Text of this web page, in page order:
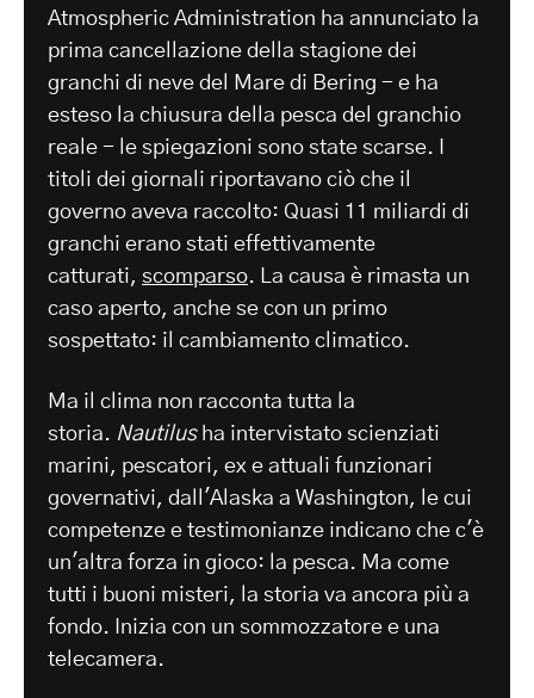
Atmospheric Administration ha annunciato la
prima cancellazione della stagione dei
granchi di neve del Mare di Bering - e ha
esteso la chiusura della pesca del granchio
reale - le spiegazioni sono state scarse. I
titoli dei giornali riportavano ciò che il
governo aveva raccolto: Quasi 11 miliardi di
granchi erano stati effettivamente
catturati, scomparso. La causa è rimasta un
caso aperto, anche se con un primo
sospettato: il cambiamento climatico.
Ma il clima non racconta tutta la
storia. Nautilusha intervistato scienziati
marini, pescatori, ex e attuali funzionari
governativi, dall'Alaska a Washington, le cui
competenze e testimonianze indicano che c'è
un'altra forza in gioco: la pesca. Ma come
tutti i buoni misteri, la storia va ancora più a
fondo. Inizia con un sommozzatore e una
telecamera.